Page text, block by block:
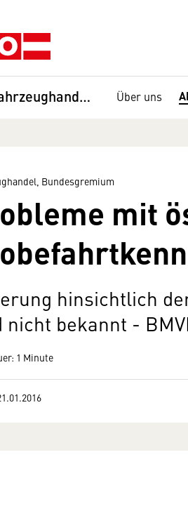
Fahrzeughandel, Bundesgremium Über uns
Bundesgremium
mit
hinsichtlich
nicht bekannt -
1 Minute